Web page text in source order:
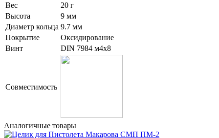
Вес
20 г
Высота
9 мм
Диаметр кольца 9.7 мм
Покрытие
Оксидирование
Винт
DIN 7984 м4х8
Совместимость
Аналогичные товары